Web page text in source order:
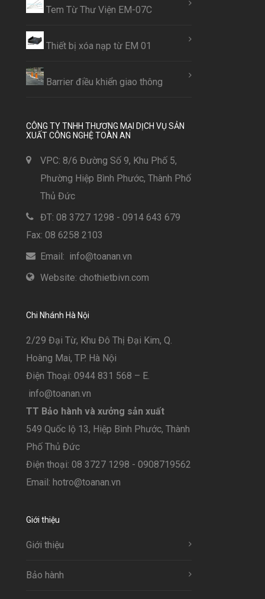
Tem Từ Thư Viện EM-07C
Thiết bị xóa nạp từ EM 01
Barrier điều khiển giao thông
CÔNG TY TNHH THƯƠNG MẠI DỊCH VỤ SẢN
XUẤT CÔNG NGHỆ TOÀN AN
VPC: 8/6 Đường Số 9, Khu Phố 5,
Phường Hiệp Bình Phước, Thành Phố
Thủ Đức
ĐT: 08 3727 1298 - 0914 643 679
Fax: 08 6258 2103
Email: info@toanan.vn
Website: chothietbivn.com
Chi Nhánh Hà Nội
2/29 Đại Từ, Khu Đô Thị Đại Kim, Q.
Hoàng Mai, TP. Hà Nội
Điện Thoại: 0944 831 568 – E.
info@toanan.vn
TT Bảo hành và xưởng sản xuất
549 Quốc lộ 13, Hiệp Bình Phước, Thành
Phố Thủ Đức
Điện thoại: 08 3727 1298 - 0908719562
Email: hotro@toanan.vn
Giới thiệu
Giới thiệu
Bảo hành